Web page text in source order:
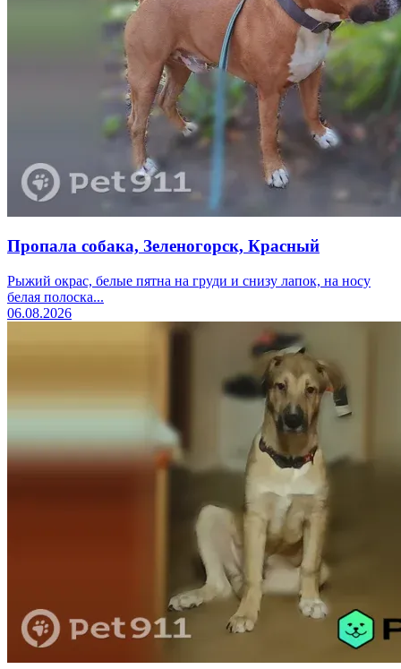
Пропала собака, Зеленогорск, Красный
Рыжий окрас, белые пятна на груди и снизу лапок, на носу
белая полоска...
06.08.2026